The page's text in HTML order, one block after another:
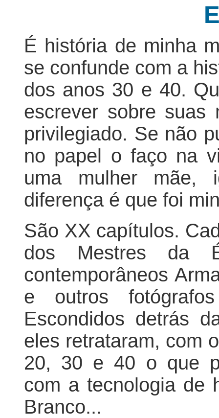
É história de minha
se confunde com a
dos anos 30 e 40.
escrever sobre suas
privilegiado. Se não
no papel o faço na
uma mulher mãe,
diferença é que foi
São XX capítulos.
dos Mestres da
contemporâneos
e outros
Escondidos detrás
eles retrataram, com
20, 30 e 40 o que
com a tecnologia de
Branco...